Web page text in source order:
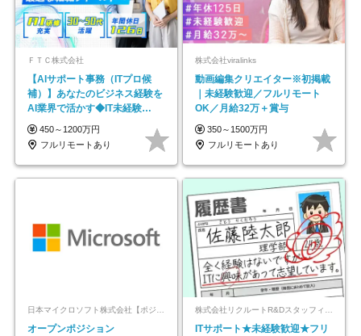
ＦＴＣ株式会社
【AIサポート事務（ITプロ候
補）】あなたのビジネス経験を
AI業界で活かす◆IT未経験
OK◆目指せるコンサル
450～1200万円
フルリモートあり
株式会社viralinks
動画編集クリエイター※初掲載
｜未経験歓迎／フルリモート
OK／月給32万＋賞与
350～1500万円
フルリモートあり
オープンポジション
ITサポート★未経験歓迎★フリ